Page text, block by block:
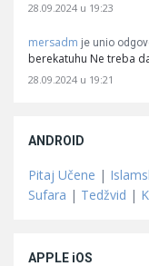
28.09.2024 u 19:23
mersadm je unio
berekatuhu Ne treba
28.09.2024 u 19:21
ANDROID
Pitaj Učene |
Sufara | Tedžvid |
APPLE iOS